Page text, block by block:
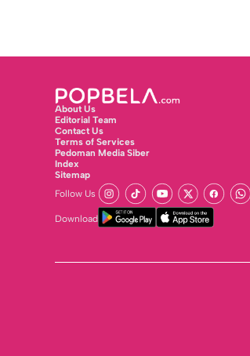
About Us
Editorial Team
Contact Us
Terms of Services
Pedoman Media Siber
Index
Sitemap
Follow Us
Download